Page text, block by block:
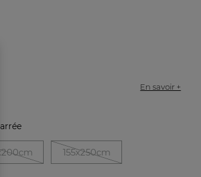
En savoir +
155x250cm